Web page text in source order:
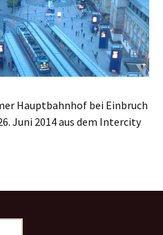
Hauptbahnhof bei Einbruch
Juni 2014 aus dem Intercity